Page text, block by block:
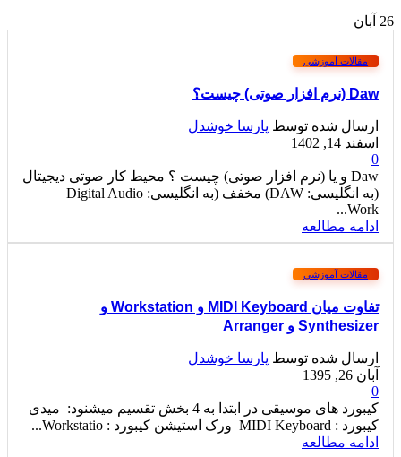
26 آبان
مقالات آموزشی
Daw (نرم افزار صوتی) چیست؟
ارسال شده توسط پارسا خوشدل
اسفند 14, 1402
0
Daw و یا (نرم افزار صوتی) چیست ؟ محیط کار صوتی دیجیتال
(به انگلیسی: DAW) مخفف (به انگلیسی: Digital Audio
Work...
ادامه مطالعه
مقالات آموزشی
تفاوت میان MIDI Keyboard و Workstation و
Synthesizer و Arranger
ارسال شده توسط پارسا خوشدل
آبان 26, 1395
0
کیبورد های موسیقی در ابتدا به 4 بخش تقسیم میشنود: میدی
کیبورد : MIDI Keyboard ورک استیشن کیبورد : Workstatio...
ادامه مطالعه